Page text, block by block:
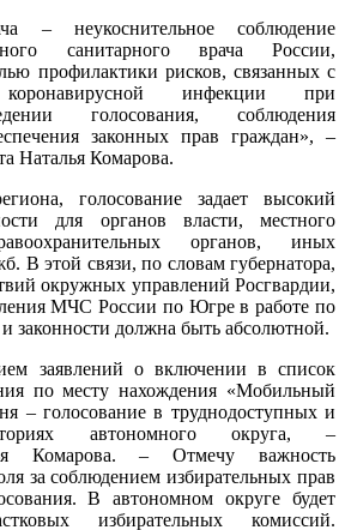
– неукоснительное соблюдение
санитарного врача России,
профилактики рисков, связанных с
коронавирусной инфекции при
голосования, соблюдения
законных прав граждан», –
Наталья Комарова.
голосование задает высокий
для органов власти, местного
органов, иных
В этой связи, по словам губернатора,
окружных управлений Росгвардии,
МЧС России по Югре в работе по
законности должна быть абсолютной.
заявлений о включении в список
по месту нахождения «Мобильный
– голосование в труднодоступных и
автономного округа, –
Комарова. – Отмечу важность
за соблюдением избирательных прав
В автономном округе будет
избирательных комиссий.